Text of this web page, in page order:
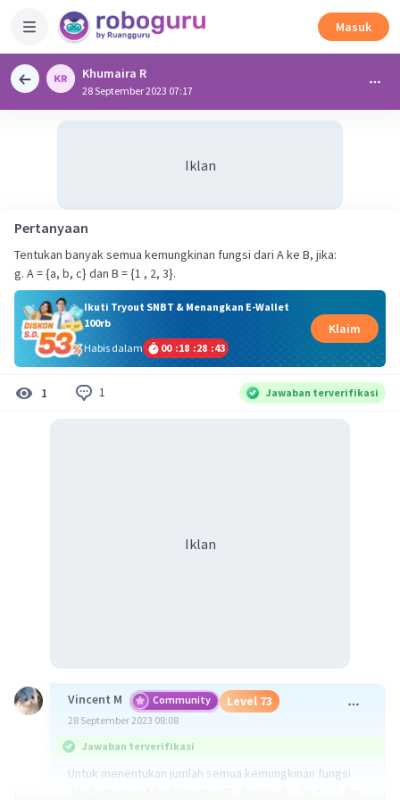
Masuk
Khumaira R
28 September 2023 07:17
Iklan
Pertanyaan
Tentukan banyak semua kemungkinan fungsi dari A ke B, jika:
g. A = {a, b, c} dan B = {1 , 2, 3}.
Ikuti Tryout SNBT & Menangkan E-Wallet
100rb
Habis dalam
00 :18 :28 :42
Klaim
1 1 Jawaban terverifikasi
Iklan
Vincent M Community Level 73
28 September 2023 08:08
Jawaban terverifikasi
Untuk menentukan jumlah semua kemungkinan fungsi